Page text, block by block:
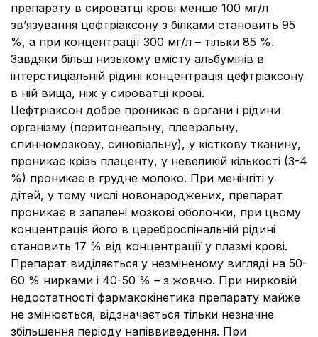
препарату в сироватці крові менше 100 мг/л
зв’язування цефтріаксону з білками становить 95
%, а при концентрації 300 мг/л – тільки 85 %.
Завдяки більш низькому вмісту альбумінів в
інтерстиціальній рідині концентрація цефтріаксону
в ній вища, ніж у сироватці крові.
Цефтріаксон добре проникає в органи і рідини
організму (перитонеальну, плевральну,
спинномозкову, синовіальну), у кісткову тканину,
проникає крізь плаценту, у невеликій кількості (3-4
%) проникає в грудне молоко. При менінгіті у
дітей, у тому числі новонароджених, препарат
проникає в запалені мозкові оболонки, при цьому
концентрація його в цереброспінальній рідині
становить 17 % від концентрації у плазмі крові.
Препарат виділяється у незміненому вигляді на 50-
60 % нирками і 40-50 % – з жовчю. При нирковій
недостатності фармакокінетика препарату майже
не змінюється, відзначається тільки незначне
збільшення періоду напіввиведення. При